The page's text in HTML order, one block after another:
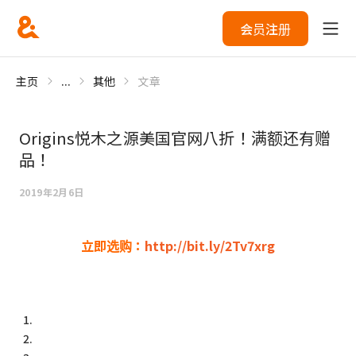
会员注册
主页 ... 其他 文章
Origins悦木之源美国官网八折！满额还有赠
品！
2019年2月6日
立即选购： http://bit.ly/2Tv7xrg